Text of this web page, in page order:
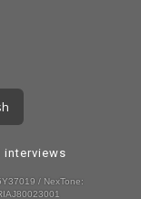
interviews
/ NexTone: